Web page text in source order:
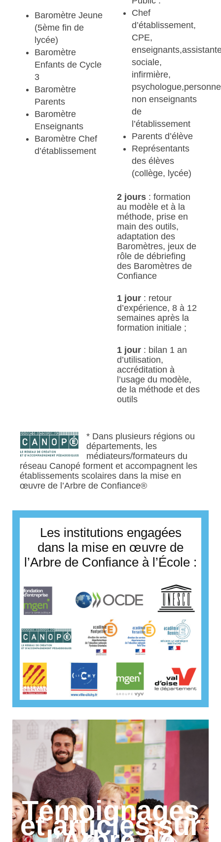
Baromètre Jeune
(5ème fin de
lycée)
Baromètre
Enfants de Cycle
3
Baromètre
Parents
Baromètre
Enseignants
Baromètre Chef
d’établissement
Chef
d’établissement,
CPE,
sociale,
infirmière,
non enseignants
de
l’établissement
Parents d’élève
Représentants
des élèves
(collège, lycée)
2 jours: formation
au modèle et à la
méthode, prise en
main des outils,
adaptation des
Baromètres, jeux de
rôle de débriefing
des Baromètres de
Confiance
1 jour: retour
d’expérience, 8 à 12
semaines après la
formation initiale ;
1 jour: bilan 1 an
d’utilisation,
accréditation à
l’usage du modèle,
de la méthode et des
outils
* Dans plusieurs régions ou
départements, les
médiateurs/formateurs du
réseau Canopé forment et accompagnent les
établissements scolaires dans la mise en
œuvre de l’Arbre de Confiance®
Les institutions engagées
dans la mise en œuvre de
l’Arbre de Confiance à l’École :
Témoignages
et articles sur